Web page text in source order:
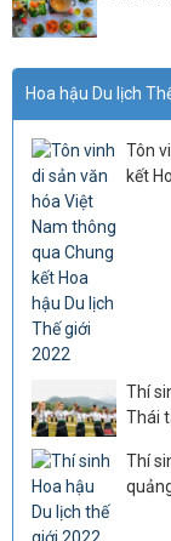
Hoa hậu Du lịch
Tôn
kết
Thí
Thái
Thí